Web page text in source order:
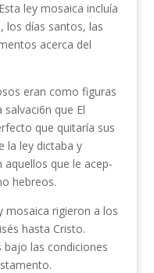
ley mosaica incluía
los días santos, las
acerca del
eran como figu­ras
que El
que quitaría sus
la ley dictaba y
aquellos que le acep­
hebreos.
mosaica rigieron a los
hasta Cristo.
bajo las condiciones